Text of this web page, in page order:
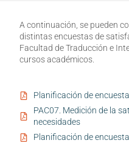
A continuación, se pueden
distintas encuestas de
Facultad de Traducción e
cursos académicos.
Planificación de
PAC07. Medición de la
necesidades
Planificación de